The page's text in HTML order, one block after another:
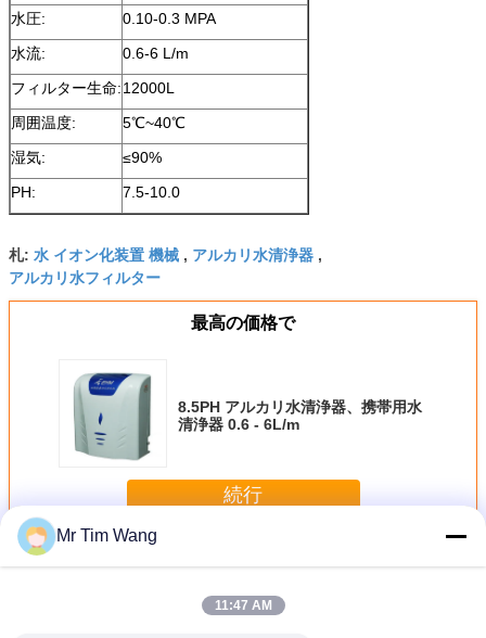
水圧:
0.10-0.3 MPA
水流:
0.6-6 L/m
フィルター生命:12000L
周囲温度:
5℃~40℃
湿気:
≤90%
PH:
7.5-10.0
札: 水 イオン化装置 機械 , アルカリ水清浄器 ,
アルカリ水フィルター
最高の価格で
8.5PH アルカリ水清浄器、携帯用水
清浄器 0.6 - 6L/m
続行
多くアルカリ水清浄器
Mr Tim Wang
11:47 AM